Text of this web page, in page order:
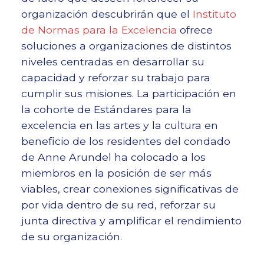
organización descubrirán que el Instituto
de Normas para la Excelencia ofrece
soluciones a organizaciones de distintos
niveles centradas en desarrollar su
capacidad y reforzar su trabajo para
cumplir sus misiones. La participación en
la cohorte de Estándares para la
excelencia en las artes y la cultura en
beneficio de los residentes del condado
de Anne Arundel ha colocado a los
miembros en la posición de ser más
viables, crear conexiones significativas de
por vida dentro de su red, reforzar su
junta directiva y amplificar el rendimiento
de su organización.